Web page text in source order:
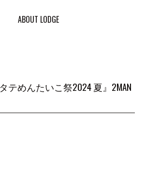
ABOUT LODGE
テめんたいこ祭2024 夏』2MAN